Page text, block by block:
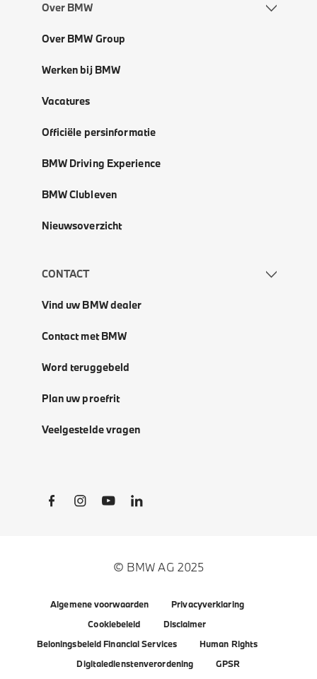
Over BMW
Over BMW Group
Werken bij BMW
Vacatures
Officiële persinformatie
BMW Driving Experience
BMW Clubleven
Nieuwsoverzicht
CONTACT
Vind uw BMW dealer
Contact met BMW
Word teruggebeld
Plan uw proefrit
Veelgestelde vragen
Social Links
© BMW AG 2025
Algemene voorwaarden
Privacyverklaring
Cookiebeleid
Disclaimer
Beloningsbeleid Financial Services
Human Rights
Digitaledienstenverordening
GPSR